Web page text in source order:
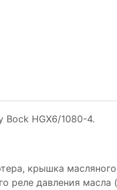
Bock HGX6/1080-4.
крышка
реле давления